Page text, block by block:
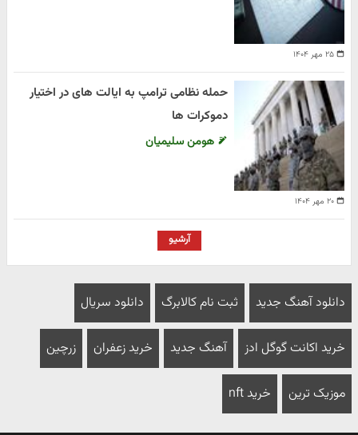
۲۵ مهر ۱۴۰۴
۲۰ مهر ۱۴۰۴
حمله نظامی ترامپ به ایالت های در اختیار
دموکرات ها
هومن سلیمیان
آرشیو
دانلود آهنگ جدید ثبت نام کالابرگ دانلود سریال
خرید اکانت گوگل ادز آهنگ جدید خرید زعفران زرچین
موزیک ترین خرید nft